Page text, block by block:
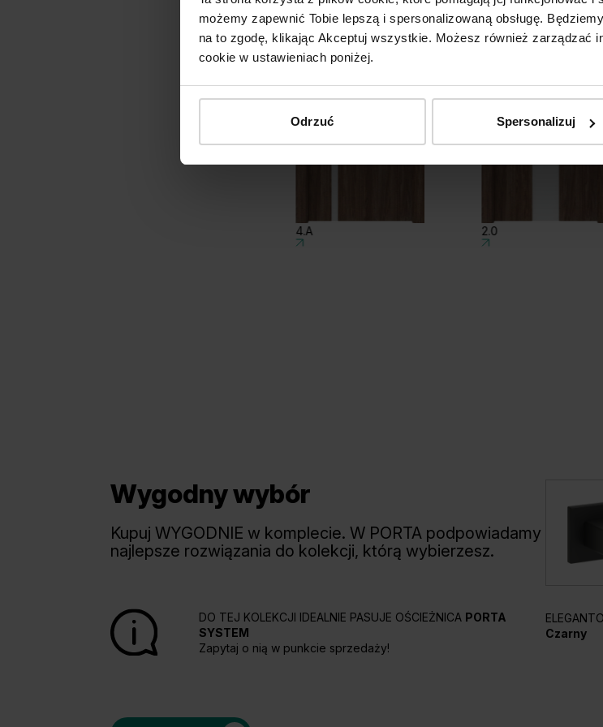
możemy zapewnić Tobie lepszą i spersonalizowaną obsługę.
na to zgodę, klikając Akceptuj wszystkie. Możesz również zarządzać
cookie w ustawieniach poniżej.
Odrzuć Spersonalizuj
4.A 2.0
Wygodny wybór
Kupuj WYGODNIE w komplecie. W PORTA podpowiadamy
najlepsze rozwiązania do kolekcji, którą wybierzesz.
DO TEJ KOLEKCJI IDEALNIE PASUJE OŚCIEŻNICA PORTA
SYSTEM
Zapytaj o nią w punkcie sprzedaży!
ELEGANTO
Czarny